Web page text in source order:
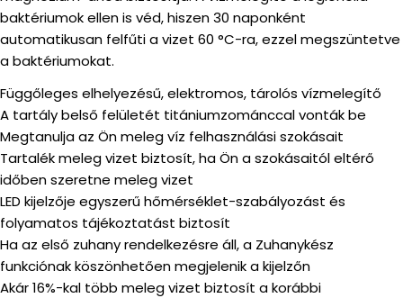
baktériumok ellen is véd, hiszen 30 naponként
automatikusan felfűti a vizet 60 °C-ra, ezzel megszüntetve
a baktériumokat.
Függőleges elhelyezésű, elektromos, tárolós vízmelegítő
A tartály belső felületét titániumzománccal vonták be
Megtanulja az Ön meleg víz felhasználási szokásait
Tartalék meleg vizet biztosít, ha Ön a szokásaitól eltérő
időben szeretne meleg vizet
LED kijelzője egyszerű hőmérséklet-szabályozást és
folyamatos tájékoztatást biztosít
Ha az első zuhany rendelkezésre áll, a Zuhanykész
funkciónak köszönhetően megjelenik a kijelzőn
Akár 16%-kal több meleg vizet biztosít a korábbi